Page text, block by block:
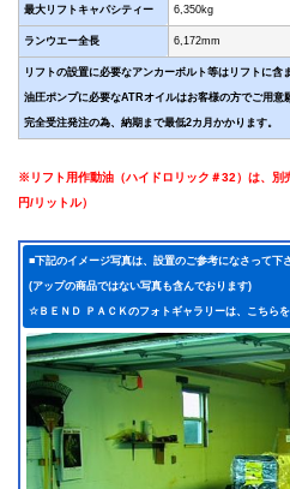
最大リフトキャパシティー 6,350kg
ランウエー全長 6,172mm
リフトの設置に必要なアンカーボルト等はリフトに含
油圧ポンプに必要なATRオイルはお客様の方でご用意
完全受注発注の為、納期まで最低2カ月かかります。
※リフト用作動油（ハイドロリック＃32）は、
円/リットル）
■下記のイメージ写真は、設置のご参考になさって下さ
(アップの商品ではない写真も含んでおります)
☆ＢＥＮＤ ＰＡＣＫのフォトギャラリーは、 こちら